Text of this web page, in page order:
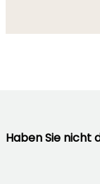
Haben Sie nicht